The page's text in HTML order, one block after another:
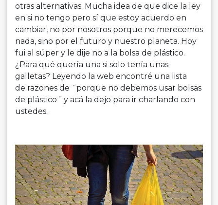
otras alternativas. Mucha idea de que dice la ley
en si no tengo pero sí que estoy acuerdo en
cambiar, no por nosotros porque no merecemos
nada, sino por el futuro y nuestro planeta. Hoy
fui al súper y le dije no a la bolsa de plástico.
¿Para qué quería una si solo tenía unas
galletas? Leyendo la web encontré una lista
de razones de ´porque no debemos usar bolsas
de plástico´ y acá la dejo para ir charlando con
ustedes.